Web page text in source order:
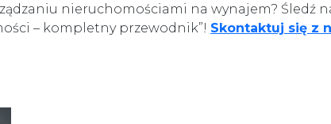
nieruchomościami na wynajem? Śledź
– kompletny przewodnik”! Skontaktuj się z